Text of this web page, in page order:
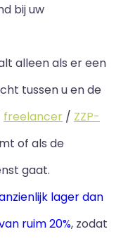
bij uw
alleen als er een
tussen u en de
freelancer / ZZP-
of als de
gaat.
lager dan
ruim 20%, zodat